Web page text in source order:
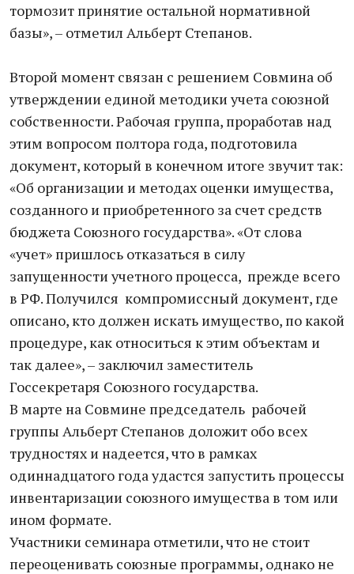
тормозит принятие остальной нормативной
базы», – отметил Альберт Степанов.
Второй момент связан с решением Совмина об
утверждении единой методики учета союзной
собственности. Рабочая группа, проработав над
этим вопросом полтора года, подготовила
документ, который в конечном итоге звучит так:
«Об организации и методах оценки имущества,
созданного и приобретенного за счет средств
бюджета Союзного государства». «От слова
«учет» пришлось отказаться в силу
запущенности учетного процесса, прежде всего
в РФ. Получился компромиссный документ, где
описано, кто должен искать имущество, по какой
процедуре, как относиться к этим объектам и
так далее», – заключил заместитель
Госсекретаря Союзного государства.
В марте на Совмине председатель рабочей
группы Альберт Степанов доложит обо всех
трудностях и надеется, что в рамках
одиннадцатого года удастся запустить процессы
инвентаризации союзного имущества в том или
ином формате.
Участники семинара отметили, что не стоит
переоценивать союзные программы, однако не